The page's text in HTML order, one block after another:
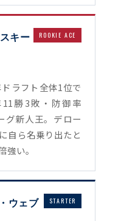
キー
ROOKIE ACE
ラフト全体1位で
勝3敗・防御率
グ新人王。デロー
自ら名乗り出たと
い。
ウェブ STARTER